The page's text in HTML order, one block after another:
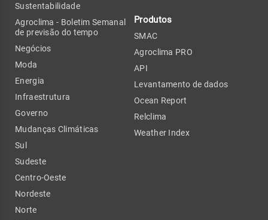
Sustentabilidade
Agroclima - Boletim Semanal
de previsão do tempo
Negócios
Moda
Energia
Infraestrutura
Governo
Mudanças Climáticas
Sul
Sudeste
Centro-Oeste
Nordeste
Norte
Produtos
SMAC
Agroclima PRO
API
Levantamento de dados
Ocean Report
Relclima
Weather Index